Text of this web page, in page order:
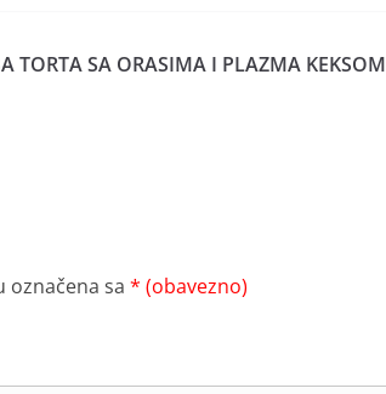
TORTA SA ORASIMA I PLAZMA KEKSOM
označena sa * (obavezno)